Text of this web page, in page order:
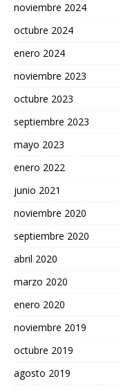
noviembre 2024
octubre 2024
enero 2024
noviembre 2023
octubre 2023
septiembre 2023
mayo 2023
enero 2022
junio 2021
noviembre 2020
septiembre 2020
abril 2020
marzo 2020
enero 2020
noviembre 2019
octubre 2019
agosto 2019